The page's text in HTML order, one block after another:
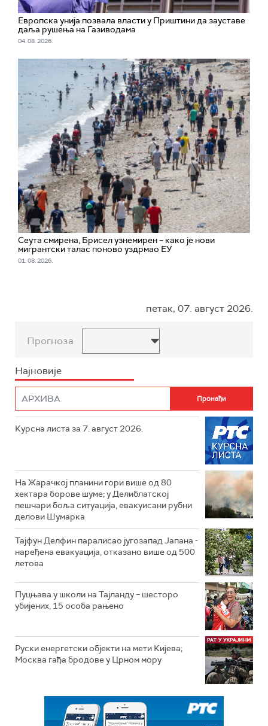
Европска унија позвала власти у Приштини да зауставе
даља рушења на Газиводама
04. 08. 2026.
Сеута смирена, Брисел узнемирен – како је нови
мигрантски талас поново уздрмао ЕУ
01. 08. 2026.
петак, 07. август 2026.
Прогноза
Најновије
Курсна листа за 7. август 2026.
На Жарачкој планини гори више од 80
хектара борове шуме; у Делиблатској
пешчари боља ситуација, евакуисани рубни
делови Шумарка
Тајфун Делфин паралисао југозапад Јапана -
наређена евакуација, отказано више од 500
летова
Пуцњава у школи на Тајланду – шесторо
убијених, 15 особа рањено
Руски енергетски објекти на мети Кијева;
Москва гађа бродове у Црном мору